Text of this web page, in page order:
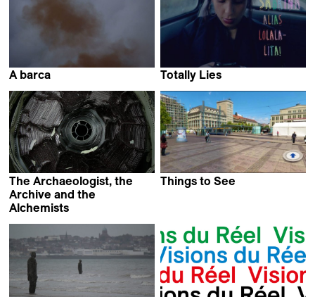
A barca
Totally Lies
The Archaeologist, the
Archive and the
Alchemists
Things to See